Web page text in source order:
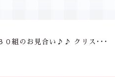
０組のお見合い♪♪ クリス･･･